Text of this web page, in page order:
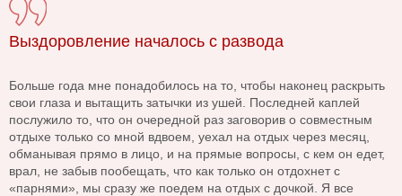
Выздоровление началось с развода
Больше года мне понадобилось на то, чтобы наконец раскрыть
свои глаза и вытащить затычки из ушей. Последней каплей
послужило то, что он очередной раз заговорив о совместным
отдыхе только со мной вдвоем, уехал на отдых через месяц,
обманывая прямо в лицо, и на прямые вопросы, с кем он едет,
врал, не забыв пообещать, что как только он отдохнет с
«парнями», мы сразу же поедем на отдых с дочкой. Я все